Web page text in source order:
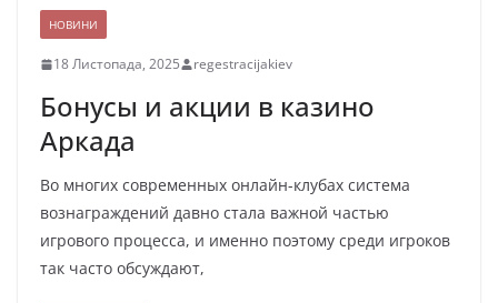
НОВИНИ
18 Листопада, 2025 regestracijakiev
Бонусы и акции в казино
Аркада
Во многих современных онлайн-клубах система
вознаграждений давно стала важной частью
игрового процесса, и именно поэтому среди игроков
так часто обсуждают,